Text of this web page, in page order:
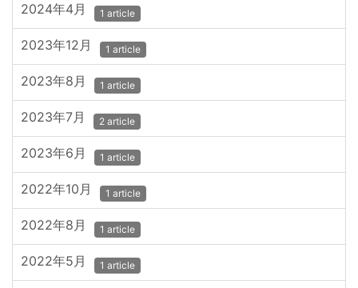
2024年4月 1 article
2023年12月 1 article
2023年8月 1 article
2023年7月 2 article
2023年6月 1 article
2022年10月 1 article
2022年8月 1 article
2022年5月 1 article